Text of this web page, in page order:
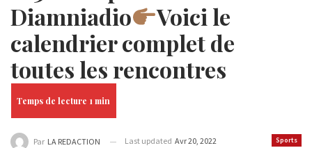
Diamniadio
Voici le
calendrier complet de
toutes les rencontres
Sports
Par LA REDACTION Last updated Avr 20, 2022